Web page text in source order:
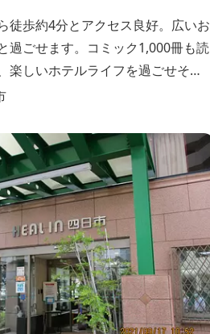
徒歩約4分とアクセス良好。広いお
過ごせます。コミック1,000冊も読
楽しいホテルライフを過ごせそ
好評です。